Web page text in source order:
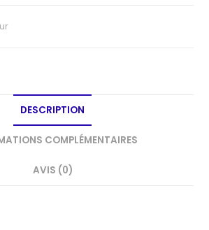
DESCRIPTION
COMPLÉMENTAIRES
AVIS (0)